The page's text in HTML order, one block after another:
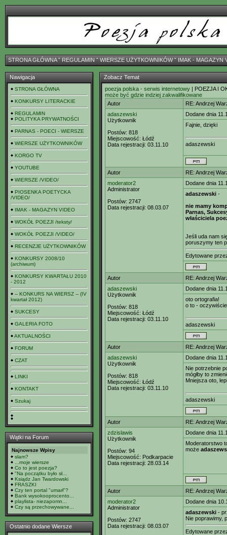
STRONA GŁÓWNAˇ REGULAMIN ˇ WIERSZE UŻYTKOWNIKÓWˇ IMAK - MAGAZYN
Nawigacja
STRONA GŁÓWNA
KONKURSY LITERACKIE
REGULAMIN
POLITYKA PRYWATNOŚCI
PARNAS - POECI - WIERSZE
WIERSZE UŻYTKOWNIKÓW
KORGO TV
YOUTUBE
WIERSZE /VIDEO/
PIOSENKA POETYCKA
/VIDEO/
IMAK - MAGAZYN VIDEO
WOKÓŁ POEZJI /teksty/
WOKÓŁ POEZJI /VIDEO/
RECENZJE UŻYTKOWNIKÓW
KONKURSY 2008/10
(archiwum)
KONKURSY KWARTAŁU 2010
- 2012
-- KONKURS NA WIERSZ -- (IV
kwartał 2012)
SUKCESY
GALERIA FOTO
AKTUALNOŚCI
FORUM
CZAT
LINKI
KONTAKT
Szukaj
Wątki na Forum
Najnowsze Wpisy
slam?
...moje wiersze
Co to jest poezja?
"Na początku było sł...
Ksiądz Jan Twardowski
FRASZKI
Czy ten portal "umarł"?
Bank wysokooprocento...
playlista- niezapomn...
Czy są przechowywane...
Ostatnio dodane Wiersze
Zobacz Temat
poezja polska - serwis internetowy | POEZJA I
może być gdzie indziej zakwalifikowane
Autor
RE: Andrzej
adaszewski
Użytkownik
Postów: 818
Miejscowość: Łódź
Data rejestracji: 03.11.10
Dodane dnia
Fajnie, dzięki
adaszewski
Autor
RE: Andrzej
moderator2
Administrator
Postów: 2747
Data rejestracji: 08.03.07
Dodane dnia
adaszewski -
nie mamy
Parnas,
właściciela
Jeśli uda nam
poruszymy ten
Edytowane
Autor
RE: Andrzej
adaszewski
Użytkownik
Postów: 818
Miejscowość: Łódź
Data rejestracji: 03.11.10
Dodane dnia
oto ortografia!
o to - oczywiście
adaszewski
Autor
RE: Andrzej
adaszewski
Użytkownik
Postów: 818
Miejscowość: Łódź
Data rejestracji: 03.11.10
Dodane dnia
Nie potrzebnie
mógłby to
Mniejsza oto,
adaszewski
Autor
RE: Andrzej
zdzislawis
Użytkownik
Postów: 94
Miejscowość: Podkarpacie
Data rejestracji: 28.03.14
Dodane dnia
Moderatorstwo
może
Autor
RE: Andrzej
moderator2
Administrator
Postów: 2747
Data rejestracji: 08.03.07
Dodane dnia
adaszewski -
Nie poprawimy,
Edytowane